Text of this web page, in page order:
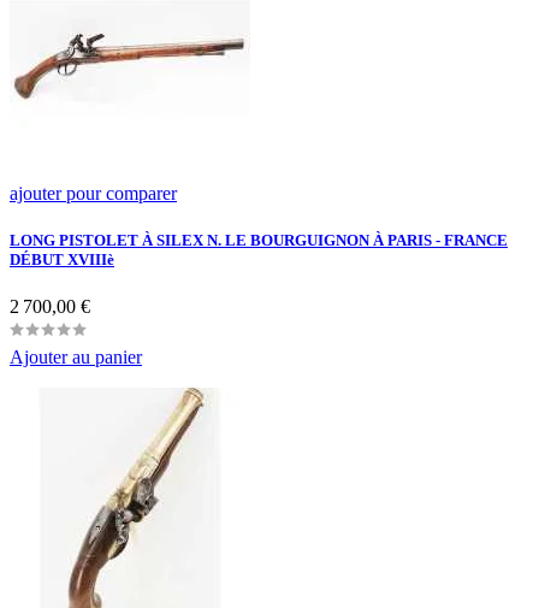
ajouter pour comparer
LONG PISTOLET À SILEX N. LE BOURGUIGNON À PARIS - FRANCE
DÉBUT XVIIIè
Prix
2 700,00 €
Ajouter au panier